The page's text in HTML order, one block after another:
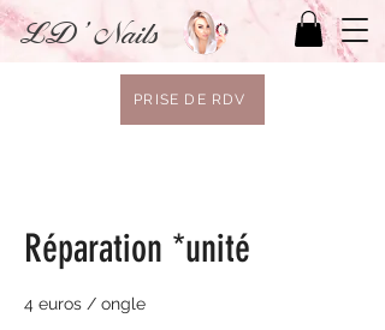
LD' Nails
PRISE DE RDV
Réparation *unité
4 euros / ongle